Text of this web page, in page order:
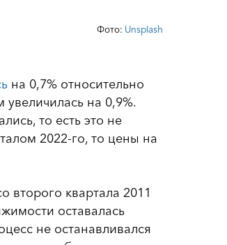
Фото: Unsplash
на 0,7% относительно
увеличилась на 0,9%.
то есть это не
2022-го, то цены на
второго квартала 2011
оставалась
не останавливался